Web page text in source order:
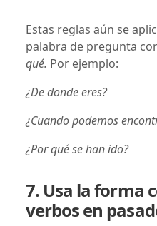
Estas reglas aún se
palabra de pregunta
qué. Por ejemplo:
¿De donde eres?
¿Cuando podemos
¿Por qué se han ido?
7. Usa la forma
verbos en